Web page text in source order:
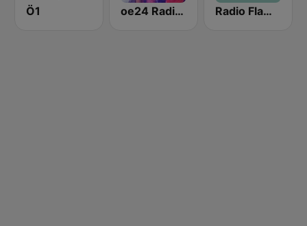
Ö1 oe24 Radio - Best of Schlager Radio Flamingo